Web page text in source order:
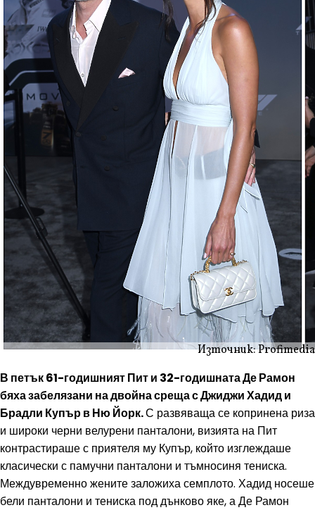
Източник: Profimedia
В петък 61-годишният Пит и 32-годишната Де Рамон
бяха забелязани на двойна среща с Джиджи Хадид и
Брадли Купър в Ню Йорк.С развяваща се копринена риза
и широки черни велурени панталони, визията на Пит
контрастираше с приятеля му Купър, който изглеждаше
класически с памучни панталони и тъмносиня тениска.
Междувременно жените заложиха семплото. Хадид носеше
бели панталони и тениска под дънково яке, а Де Рамон